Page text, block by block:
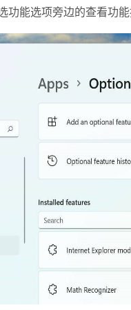
能选项旁边的查看功能